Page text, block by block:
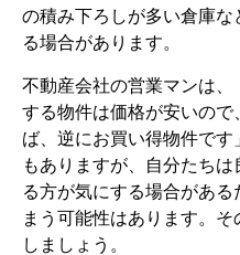
の積み下ろしが多い倉庫
る場合があります。
不動産会社の営業マンは
する物件は価格が安いの
ば、逆にお買い得物件で
もありますが、自分たち
る方が気にする場合があ
まう可能性はあります。
しましょう。